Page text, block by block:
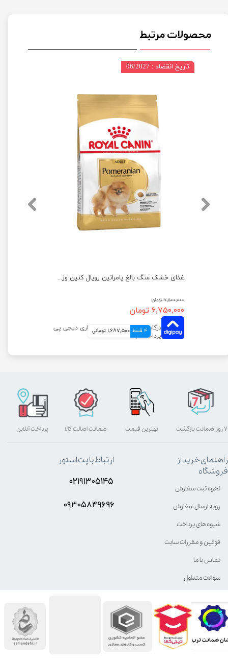
محصولات مرتبط
غذای خشک سگ بالغ پامرانین رویال کنین وزن 1.5 کیلوگرم
۷,۵۰۰,۰۰۰ تومان
۶,۷۵۰,۰۰۰ تومان
4 قسط 1,687,500 تومانی
تاریخ انقضاء : 06/2027
ضمانت ترب
بهترین قیمت پرداخت آنلاین ۷ روز ضمانت بازگشت ضمانت اصالت کالا
راهنمای خرید از
فروشگاه
نحوه ثبت سفارش
رویه ارسال سفارش
شیوه‌های پرداخت
قوانین و مقررات سایت
تماس با ما
سوالات متداول
ارتباط با پت استور
۰۲۱۹۱۳۰۵۱۴۵
۰۹۳۰۵8۴9696